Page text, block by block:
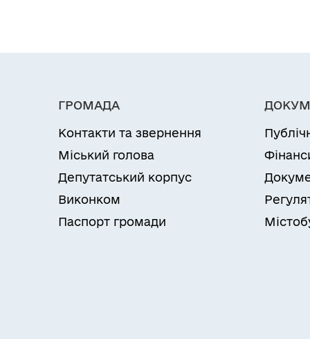
ГРОМАДА
Контакти та звернення
Міський голова
Депутатський корпус
Виконком
Паспорт громади